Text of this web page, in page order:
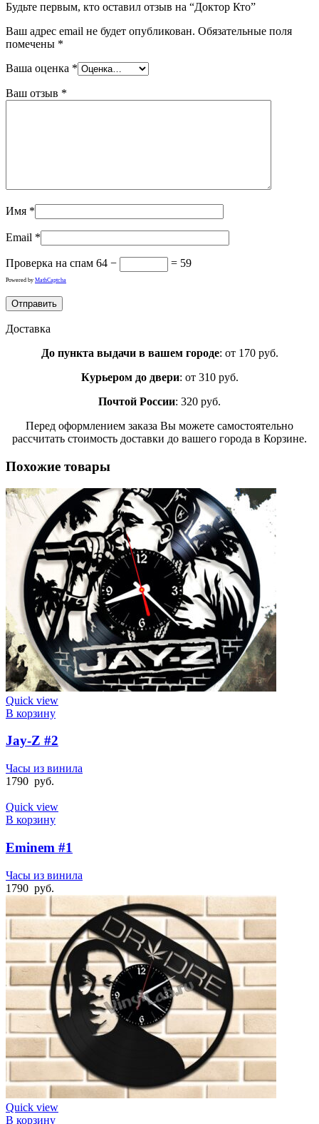
Будьте первым, кто оставил отзыв на “Доктор Кто”
Ваш адрес email не будет опубликован. Обязательные поля
помечены *
Ваша оценка *
Ваш отзыв *
Имя *
Email *
Проверка на спам 64 − = 59
Powered by MathCaptcha
Доставка
До пункта выдачи в вашем городе: от 170 руб.
Курьером до двери: от 310 руб.
Почтой России: 320 руб.
Перед оформлением заказа Вы можете самостоятельно
рассчитать стоимость доставки до вашего города в Корзине.
Похожие товары
Quick view
В корзину
Jay-Z #2
Часы из винила
1790 руб.
Quick view
В корзину
Eminem #1
Часы из винила
1790 руб.
Quick view
В корзину